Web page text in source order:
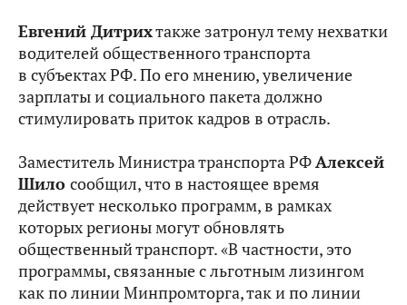
Евгений Дитрихтакже затронул тему нехватки
водителей общественного транспорта
в субъектах РФ. По его мнению, увеличение
зарплаты и социального пакета должно
стимулировать приток кадров в отрасль.
Заместитель Министра транспорта РФАлексей
Шило сообщил, что в настоящее время
действует несколько программ, в рамках
которых регионы могут обновлять
общественный транспорт. «В частности, это
программы, связанные с льготным лизингом
как по линии Минпромторга, так и по линии